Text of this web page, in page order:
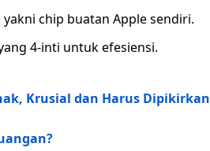
yakni chip buatan Apple sendiri.
4-inti untuk efesiensi.
Krusial dan Harus Dipikirkan